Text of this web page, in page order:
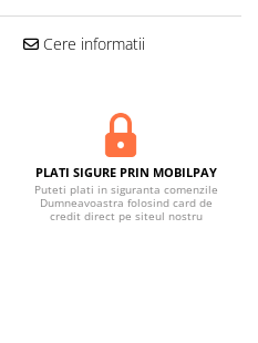
Cere informatii
PLATI SIGURE PRIN MOBILPAY
Puteti plati in siguranta comenzile
Dumneavoastra folosind card de
credit direct pe siteul nostru